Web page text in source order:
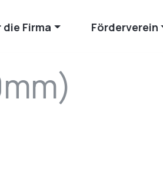
die Firma Förderverein